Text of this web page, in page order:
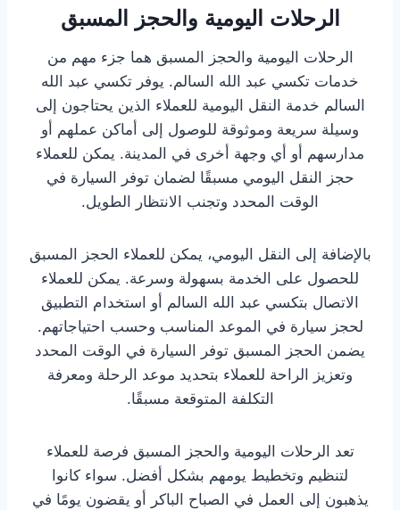
الرحلات اليومية والحجز المسبق
الرحلات اليومية والحجز المسبق هما جزء مهم من
خدمات تكسي عبد الله السالم. يوفر تكسي عبد الله
السالم خدمة النقل اليومية للعملاء الذين يحتاجون إلى
وسيلة سريعة وموثوقة للوصول إلى أماكن عملهم أو
مدارسهم أو أي وجهة أخرى في المدينة. يمكن للعملاء
حجز النقل اليومي مسبقًا لضمان توفر السيارة في
الوقت المحدد وتجنب الانتظار الطويل.
بالإضافة إلى النقل اليومي، يمكن للعملاء الحجز المسبق
للحصول على الخدمة بسهولة وسرعة. يمكن للعملاء
الاتصال بتكسي عبد الله السالم أو استخدام التطبيق
لحجز سيارة في الموعد المناسب وحسب احتياجاتهم.
يضمن الحجز المسبق توفر السيارة في الوقت المحدد
وتعزيز الراحة للعملاء بتحديد موعد الرحلة ومعرفة
التكلفة المتوقعة مسبقًا.
تعد الرحلات اليومية والحجز المسبق فرصة للعملاء
لتنظيم وتخطيط يومهم بشكل أفضل. سواء كانوا
يذهبون إلى العمل في الصباح الباكر أو يقضون يومًا في